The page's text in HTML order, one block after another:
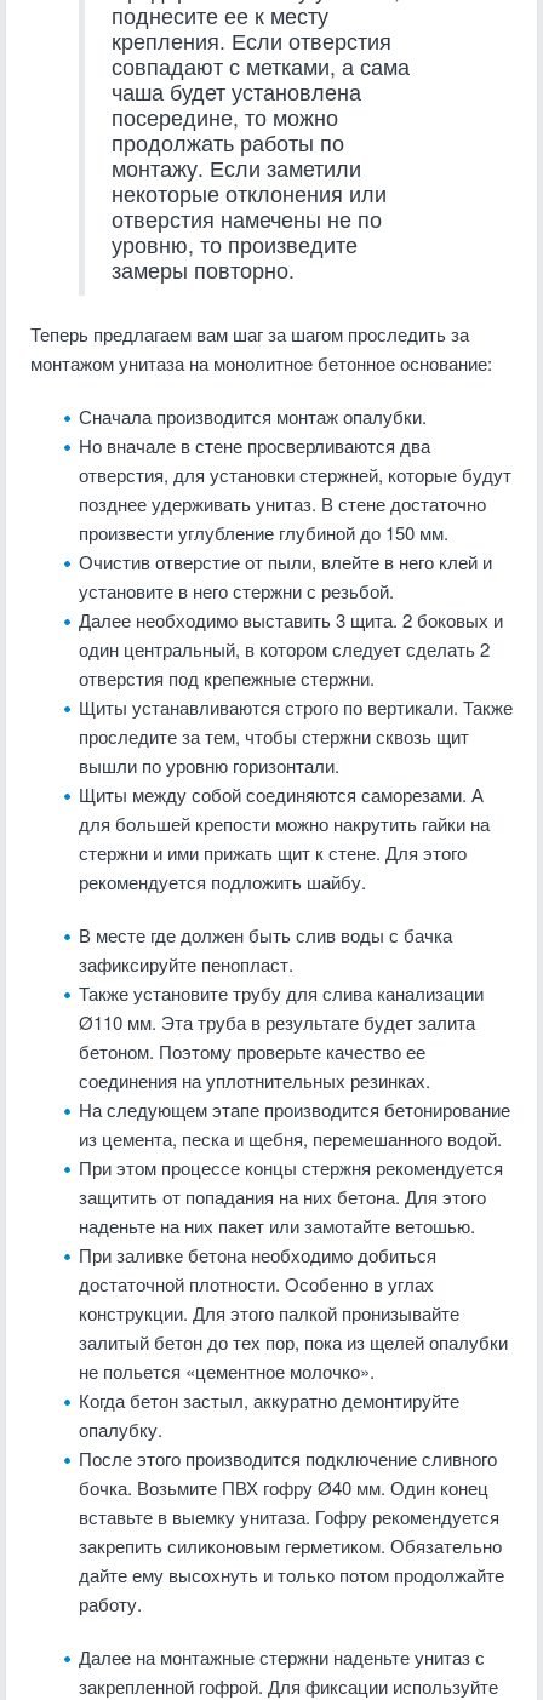
поднесите ее к месту
крепления. Если отверстия
совпадают с метками, а сама
чаша будет установлена
посередине, то можно
продолжать работы по
монтажу. Если заметили
некоторые отклонения или
отверстия намечены не по
уровню, то произведите
замеры повторно.
Теперь предлагаем вам шаг за шагом проследить за
монтажом унитаза на монолитное бетонное основание:
Сначала производится монтаж опалубки.
Но вначале в стене просверливаются два
отверстия, для установки стержней, которые будут
позднее удерживать унитаз. В стене достаточно
произвести углубление глубиной до 150 мм.
Очистив отверстие от пыли, влейте в него клей и
установите в него стержни с резьбой.
Далее необходимо выставить 3 щита. 2 боковых и
один центральный, в котором следует сделать 2
отверстия под крепежные стержни.
Щиты устанавливаются строго по вертикали. Также
проследите за тем, чтобы стержни сквозь щит
вышли по уровню горизонтали.
Щиты между собой соединяются саморезами. А
для большей крепости можно накрутить гайки на
стержни и ими прижать щит к стене. Для этого
рекомендуется подложить шайбу.
В месте где должен быть слив воды с бачка
зафиксируйте пенопласт.
Также установите трубу для слива канализации
Ø110 мм. Эта труба в результате будет залита
бетоном. Поэтому проверьте качество ее
соединения на уплотнительных резинках.
На следующем этапе производится бетонирование
из цемента, песка и щебня, перемешанного водой.
При этом процессе концы стержня рекомендуется
защитить от попадания на них бетона. Для этого
наденьте на них пакет или замотайте ветошью.
При заливке бетона необходимо добиться
достаточной плотности. Особенно в углах
конструкции. Для этого палкой пронизывайте
залитый бетон до тех пор, пока из щелей опалубки
не польется «цементное молочко».
Когда бетон застыл, аккуратно демонтируйте
опалубку.
После этого производится подключение сливного
бочка. Возьмите ПВХ гофру Ø40 мм. Один конец
вставьте в выемку унитаза. Гофру рекомендуется
закрепить силиконовым герметиком. Обязательно
дайте ему высохнуть и только потом продолжайте
работу.
Далее на монтажные стержни наденьте унитаз с
закрепленной гофрой. Для фиксации используйте